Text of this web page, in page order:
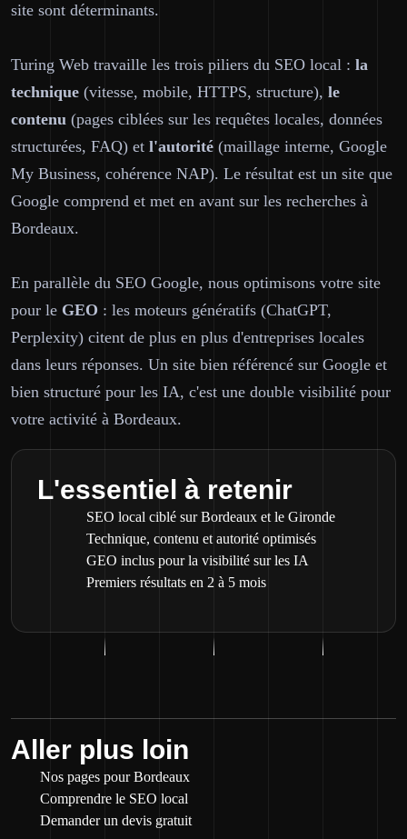
site sont déterminants.
Turing Web travaille les trois piliers du SEO local : la
technique (vitesse, mobile, HTTPS, structure), le
contenu (pages ciblées sur les requêtes locales, données
structurées, FAQ) et l'autorité (maillage interne, Google
My Business, cohérence NAP). Le résultat est un site que
Google comprend et met en avant sur les recherches à
Bordeaux.
En parallèle du SEO Google, nous optimisons votre site
pour le GEO : les moteurs génératifs (ChatGPT,
Perplexity) citent de plus en plus d'entreprises locales
dans leurs réponses. Un site bien référencé sur Google et
bien structuré pour les IA, c'est une double visibilité pour
votre activité à Bordeaux.
L'essentiel à retenir
SEO local ciblé sur Bordeaux et le Gironde
Technique, contenu et autorité optimisés
GEO inclus pour la visibilité sur les IA
Premiers résultats en 2 à 5 mois
Aller plus loin
Nos pages pour Bordeaux
Comprendre le SEO local
Demander un devis gratuit